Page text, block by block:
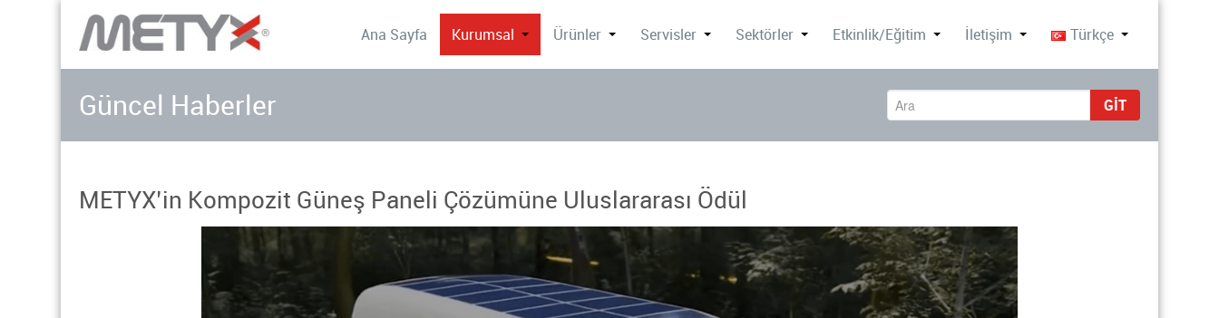
Ana Sayfa Kurumsal Ürünler Servisler Sektörler Etkinlik/Eğitim İletişim Türkçe
Güncel Haberler GIT
METYX’in Kompozit Güneş Paneli Çözümüne Uluslararası Ödül